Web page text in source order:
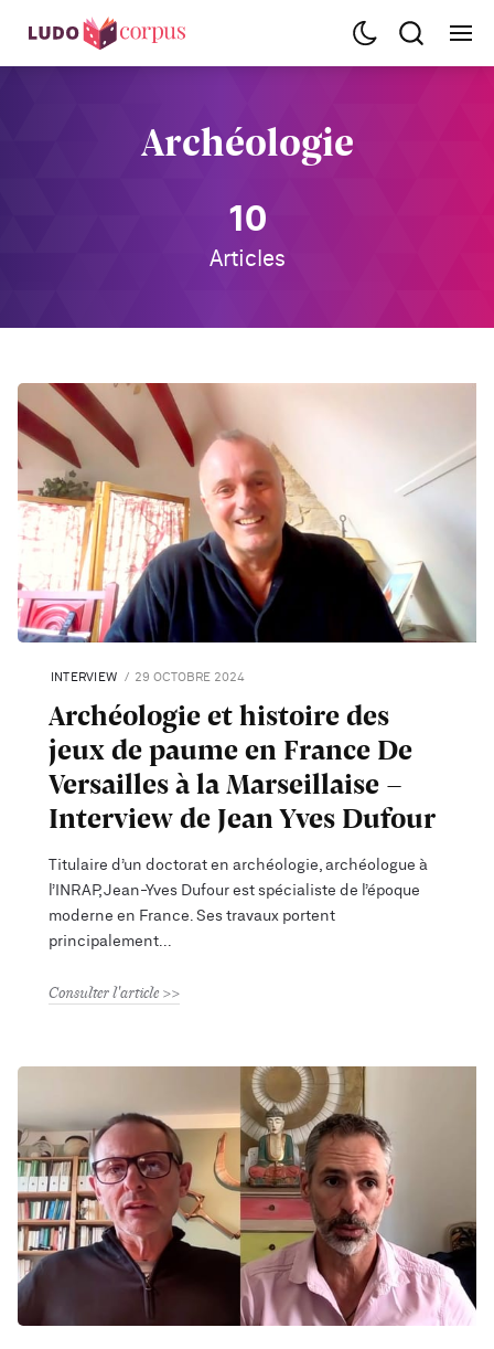
Archéologie
10
Articles
INTERVIEW 29 OCTOBRE 2024
Archéologie et histoire des
jeux de paume en France De
Versailles à la Marseillaise -
Interview de Jean Yves Dufour
Titulaire d’un doctorat en archéologie, archéologue à
l’INRAP, Jean-Yves Dufour est spécialiste de l’époque
moderne en France. Ses travaux portent
principalement
Consulter l'article